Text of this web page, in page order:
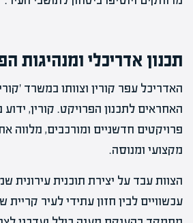
תכנון אדריכלי ומנהיגות
האדריכל עפר קורין וצוותו במשרד
האחראים לתכנון הפרויקט. קורין, ידוע
פרויקטים חדשניים ומורכבים, מלווה
מקצועי ומנוסה.
הצוות עבד על יצירת תוכנית עירונית
עכשוויים לבין חזון עתידי לעיר קריית